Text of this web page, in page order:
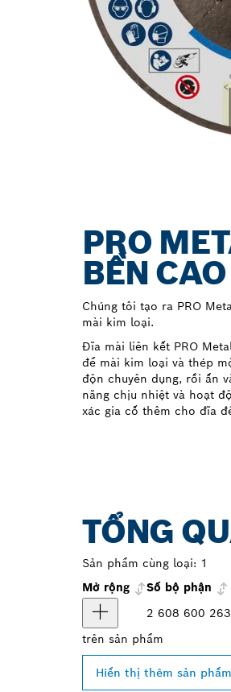
PRO
BỀN CAO
Chúng tôi tạo ra PRO
mài kim loại.
Đĩa mài liên kết PRO
để mài kim loại và thép
độn chuyên dụng, rồi ấn
năng chịu nhiệt và hoạt
xác gia cố thêm cho đĩa
TỔNG
Sản phẩm cùng loại: 1
Mở rộng
Số bộ phận
2 608 600 263
trên sản phẩm
Hiển thị thêm sản phẩm